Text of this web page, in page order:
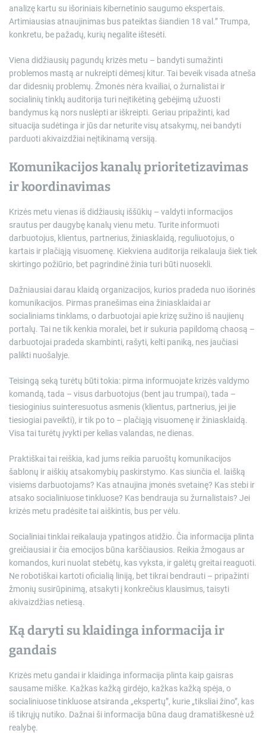
analizę kartu su išoriniais kibernetinio saugumo ekspertais.
Artimiausias atnaujinimas bus pateiktas šiandien 18 val.” Trumpa,
konkretu, be pažadų, kurių negalite ištesėti.
Viena didžiausių pagundų krizės metu – bandyti sumažinti
problemos mastą ar nukreipti dėmesį kitur. Tai beveik visada atneša
dar didesnių problemų. Žmonės nėra kvailiai, o žurnalistai ir
socialinių tinklų auditorija turi neįtikėtiną gebėjimą užuosti
bandymus ką nors nuslėpti ar iškreipti. Geriau pripažinti, kad
situacija sudėtinga ir jūs dar neturite visų atsakymų, nei bandyti
parduoti akivaizdžiai neįtikinamą versiją.
Komunikacijos kanalų prioritetizavimas
ir koordinavimas
Krizės metu vienas iš didžiausių iššūkių – valdyti informacijos
srautus per daugybę kanalų vienu metu. Turite informuoti
darbuotojus, klientus, partnerius, žiniasklaidą, reguliuotojus, o
kartais ir plačiąją visuomenę. Kiekviena auditorija reikalauja šiek tiek
skirtingo požiūrio, bet pagrindinė žinia turi būti nuosekli.
Dažniausiai darau klaidą organizacijos, kurios pradeda nuo išorinės
komunikacijos. Pirmas pranešimas eina žiniasklaidai ar
socialiniams tinklams, o darbuotojai apie krizę sužino iš naujienų
portalų. Tai ne tik kenkia moralei, bet ir sukuria papildomą chaosą –
darbuotojai pradeda skambinti, rašyti, kelti paniką, nes jaučiasi
palikti nuošalyje.
Teisingą seką turėtų būti tokia: pirma informuojate krizės valdymo
komandą, tada – visus darbuotojus (bent jau trumpai), tada –
tiesioginius suinteresuotus asmenis (klientus, partnerius, jei jie
tiesiogiai paveikti), ir tik po to – plačiąją visuomenę ir žiniasklaidą.
Visa tai turėtų įvykti per kelias valandas, ne dienas.
Praktiškai tai reiškia, kad jums reikia paruoštų komunikacijos
šablonų ir aiškių atsakomybių paskirstymo. Kas siunčia el. laišką
visiems darbuotojams? Kas atnaujina įmonės svetainę? Kas stebi ir
atsako socialiniuose tinkluose? Kas bendrauja su žurnalistais? Jei
krizės metu pradėsite tai aiškintis, bus per vėlu.
Socialiniai tinklai reikalauja ypatingos atidžio. Čia informacija plinta
greičiausiai ir čia emocijos būna karščiausios. Reikia žmogaus ar
komandos, kuri nuolat stebėtų, kas vyksta, ir galėtų greitai reaguoti.
Ne robotiškai kartoti oficialią liniją, bet tikrai bendrauti – pripažinti
žmonių susirūpinimą, atsakyti į konkrečius klausimus, taisyti
akivaizdžias netiesą.
Ką daryti su klaidinga informacija ir
gandais
Krizės metu gandai ir klaidinga informacija plinta kaip gaisras
sausame miške. Kažkas kažką girdėjo, kažkas kažką spėja, o
socialiniuose tinkluose atsiranda „ekspertų”, kurie „tiksliai žino”, kas
iš tikrųjų nutiko. Dažnai ši informacija būna daug dramatiškesnė už
realybę.